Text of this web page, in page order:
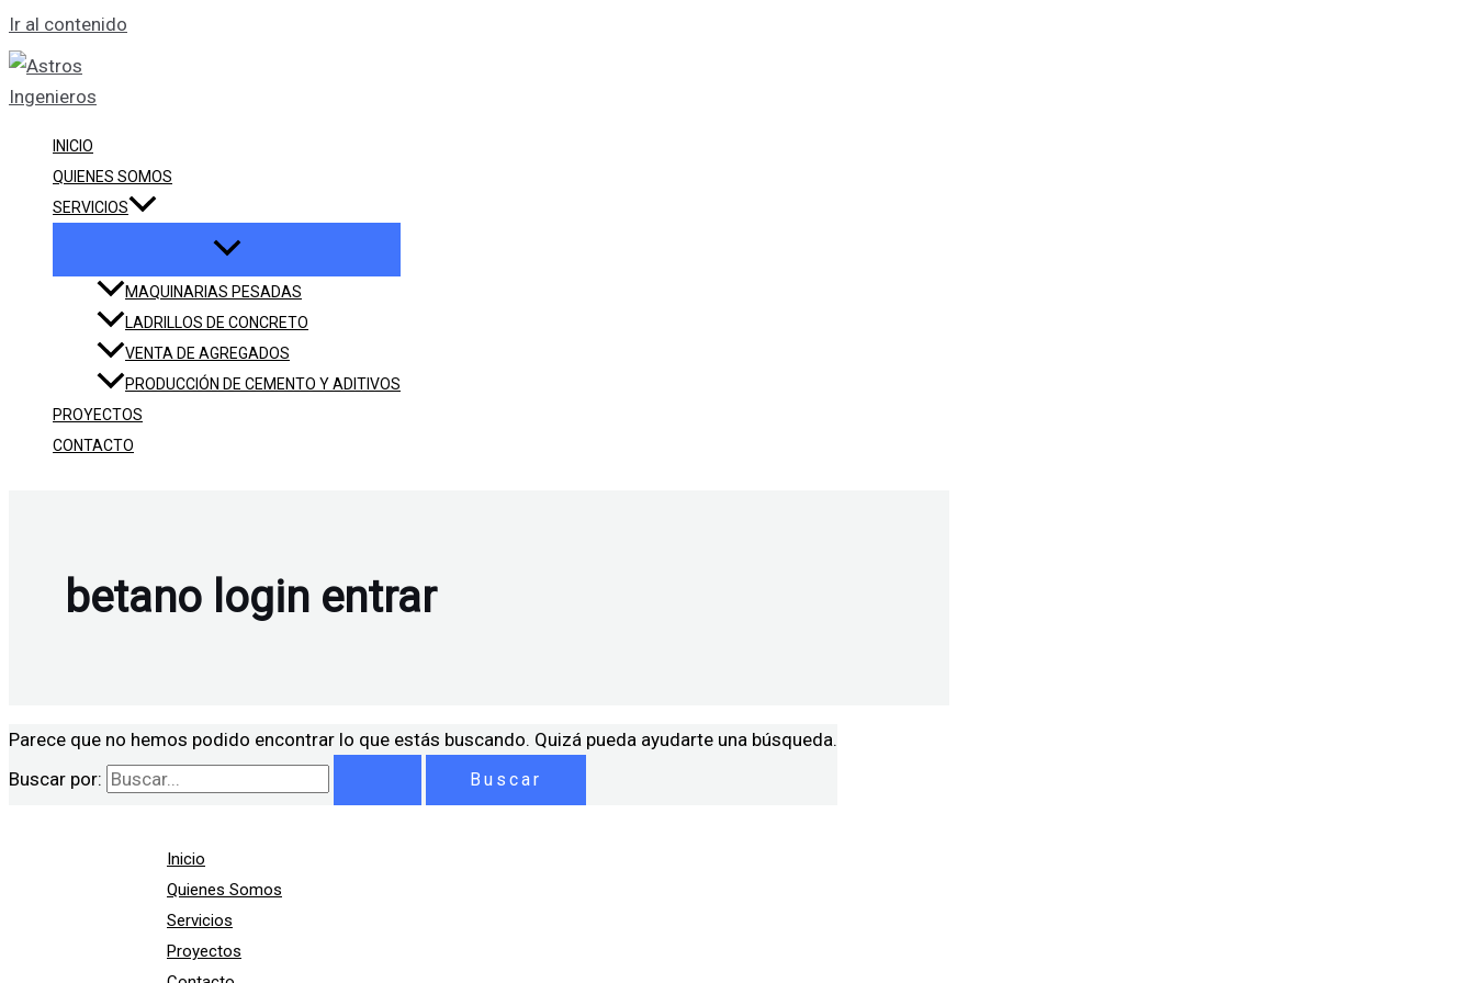
Ir al contenido
INICIO
QUIENES SOMOS
SERVICIOS
MAQUINARIAS PESADAS
LADRILLOS DE CONCRETO
VENTA DE AGREGADOS
PRODUCCIÓN DE CEMENTO Y ADITIVOS
PROYECTOS
CONTACTO
betano login entrar
Parece que no hemos podido encontrar lo que estás buscando. Quizá pueda ayudarte una búsqueda.
Buscar por:
Inicio
Quienes Somos
Servicios
Proyectos